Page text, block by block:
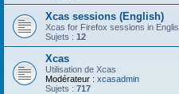
Xcas sessions (English)
Xcas for Firefox sessions in
Sujets : 12
Xcas
Utilisation de Xcas
Modérateur : xcasadmin
Sujets : 717